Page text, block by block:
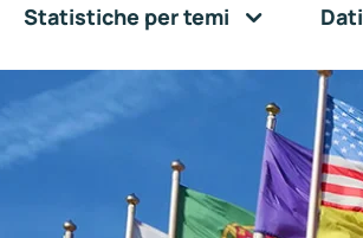
Statistiche per temi Dati